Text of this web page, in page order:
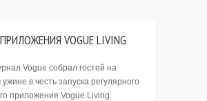
VOGUE LIVING
Vogue собрал гостей на
в честь запуска регулярного
приложения Vogue Living.